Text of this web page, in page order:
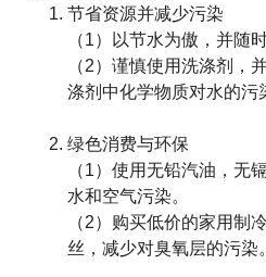
节省资源并减少污染
（1）以节水为傲，并随
（2）谨慎使用洗涤剂，
涤剂中化学物质对水的污
绿色消费与环保
（1）使用无铅汽油，无
水和空气污染。
（2）购买低价的家用制
丝，减少对臭氧层的污染。